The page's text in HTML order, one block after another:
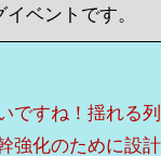
ベントです。
ですね！揺れる
強化のために設